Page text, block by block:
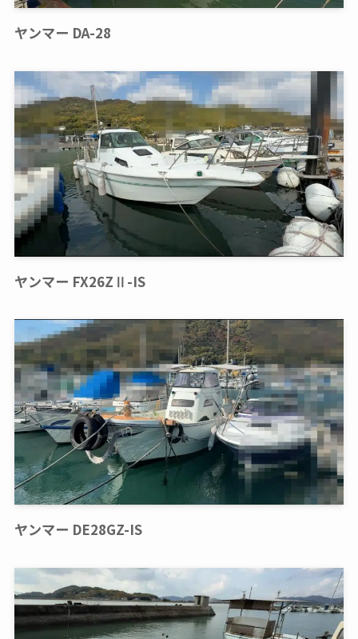
ヤンマー DA-28
ヤンマー FX26ZⅡ-IS
ヤンマー DE28GZ-IS